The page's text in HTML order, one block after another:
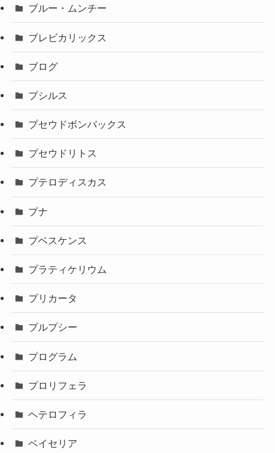
ブルー・ムンチー
ブレビカリックス
ブログ
プシルス
プセウドボンバックス
プセウドリトス
プテロディスカス
プナ
プベスケンス
プラティケリウム
プリカータ
プルプシー
プログラム
プロリフェラ
ヘテロフィラ
ベイセリア